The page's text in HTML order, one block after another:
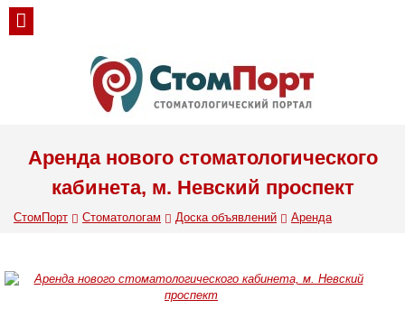
Аренда нового стоматологического
кабинета, м. Невский проспект
СтомПорт Стоматологам Доска объявлений Аренда